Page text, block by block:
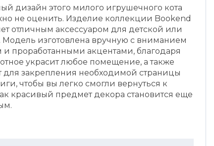
дизайн этого милого игрушечного кота
не оценить. Изделие коллекции Bookend
отличным аксессуаром для детской или
Модель изготовлена вручную с вниманием
и проработанными акцентами, благодаря
украсит любое помещение, а также
для закрепления необходимой страницы
чтобы вы легко смогли вернуться к
красивый предмет декора становится еще